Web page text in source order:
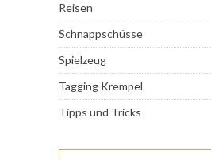
Reisen
Schnappschüsse
Spielzeug
Tagging Krempel
Tipps und Tricks